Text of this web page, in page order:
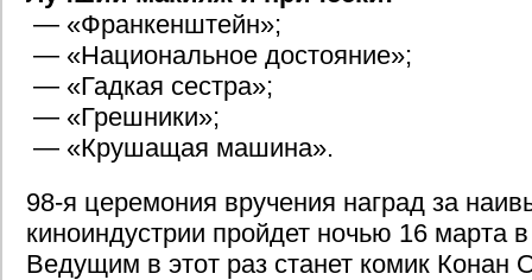
— «Франкенштейн»;
— «Национальное достояние»;
— «Гадкая сестра»;
— «Грешники»;
— «Крушащая машина».
98-я церемония вручения наград за
киноиндустрии пройдет ночью 16 марта
Ведущим в этот раз станет комик Конан